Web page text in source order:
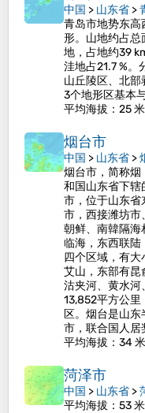
中国 > 山东省 >
青岛市地势东高
形。山地约占总
地，占地约39
洼地占21.7 %
山丘陵区、北
3个地形区基本
平均海拔 ：25 米
烟台市
中国 > 山东省 >
烟台市，简称烟
和国山东省下辖
市，位于山东省
市，西接潍坊市
朝鲜、南韓隔海
临海，东西联陆
四个区域，有
艾山，东部有昆
沽夹河、黄水河
13,852平方公里
区。烟台是山
市，联合国人居
平均海拔 ：34 米
菏泽市
中国 > 山东省 >
平均海拔 ：53 米